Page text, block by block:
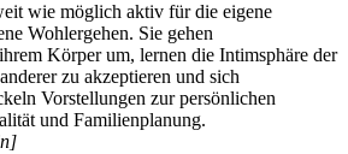
wie möglich aktiv für die eigene
Wohlergehen. Sie gehen
Körper um, lernen die Intimsphäre der
zu akzeptieren und sich
Vorstellungen zur persönlichen
und Familienplanung.